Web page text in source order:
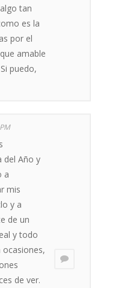
tan
es la
por el
amable
puedo,
del Año y
a
mis
y a
de un
y todo
de ver.